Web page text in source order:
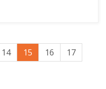
14 15 16
17